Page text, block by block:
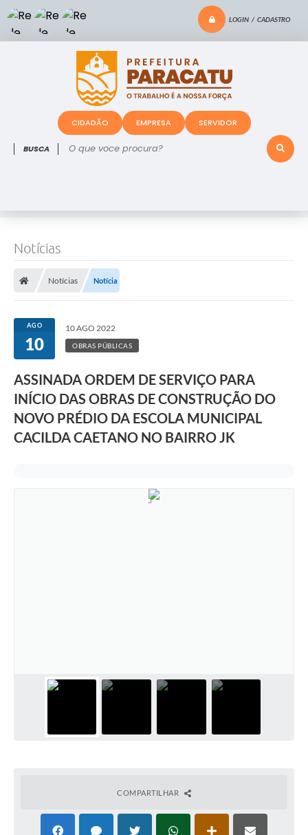
LOGIN / CADASTRO
O que voce procura?
CIDADÃO EMPRESA SERVIDOR
Notícias
Notícias Notícia
AGO
10
10 AGO 2022
OBRAS PÚBLICAS
ASSINADA ORDEM DE SERVIÇO PARA
INÍCIO DAS OBRAS DE CONSTRUÇÃO DO
NOVO PRÉDIO DA ESCOLA MUNICIPAL
CACILDA CAETANO NO BAIRRO JK
COMPARTILHAR